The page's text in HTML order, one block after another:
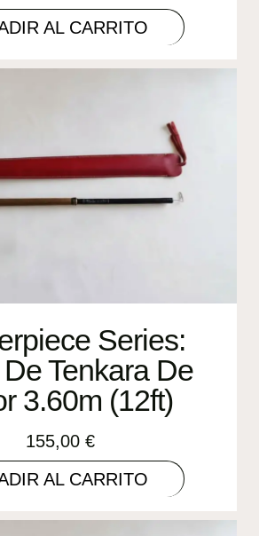
AL CARRITO
Series:
Tenkara De
3.60m (12ft)
155,00 €
AL CARRITO